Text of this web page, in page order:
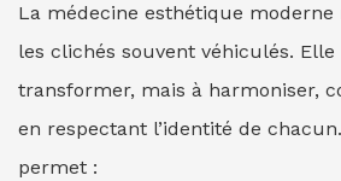
La médecine esthétique moderne
les clichés souvent véhiculés.
transformer, mais à harmoniser,
en respectant l’identité de
permet :